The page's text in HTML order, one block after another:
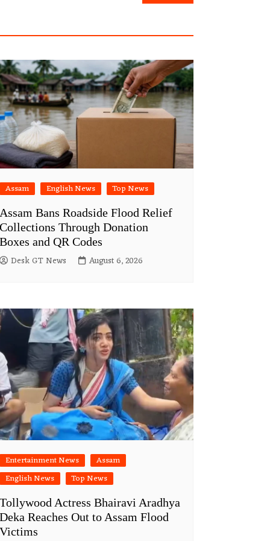
Assam English News Top News
Bans Roadside Flood Relief
Through Donation
and QR Codes
Desk GT News August 6, 2026
Entertainment News
Assam
English News
Top News
Actress Bhairavi Aradhya
Reaches Out to Assam Flood